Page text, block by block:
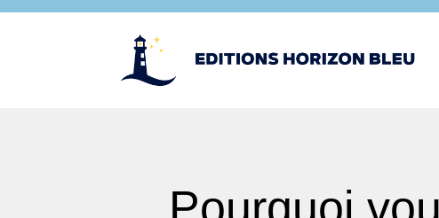
Pourquoi